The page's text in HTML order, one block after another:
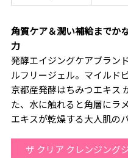
角質ケア＆潤い補給までか
力
発酵エイジングケアブラン
ルフリージェル。マイルド
京都産発酵はちみつエキス
た、水に触れると角層にラ
エキスが乾燥する大人肌の
ザ クリア クレンジング